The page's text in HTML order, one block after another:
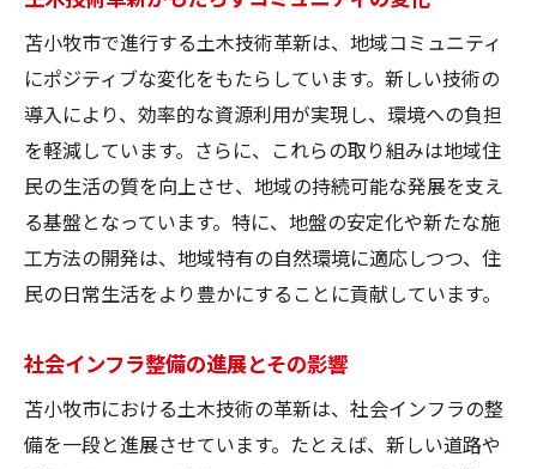
再生可能エネルギー利用の推進
土木技術がもたらす産業の多様性
地域密着型技術開発の利点
環境配慮型の土木プロジェクトが苫小牧市で進
行中
エコロジカルデザインの導入事例
持続可能な都市計画の具体例
自然共生型インフラの開発
地域資源を活かした環境保護策
住民と共に進める環境プロジェクト
苫小牧市で進行する土木技術革新は、地域コミュニティ
にポジティブな変化をもたらしています。新しい技術の
導入により、効率的な資源利用が実現し、環境への負担
を軽減しています。さらに、これらの取り組みは地域住
民の生活の質を向上させ、地域の持続可能な発展を支え
る基盤となっています。特に、地盤の安定化や新たな施
工方法の開発は、地域特有の自然環境に適応しつつ、住
民の日常生活をより豊かにすることに貢献しています。
社会インフラ整備の進展とその影響
苫小牧市における土木技術の革新は、社会インフラの整
備を一段と進展させています。たとえば、新しい道路や